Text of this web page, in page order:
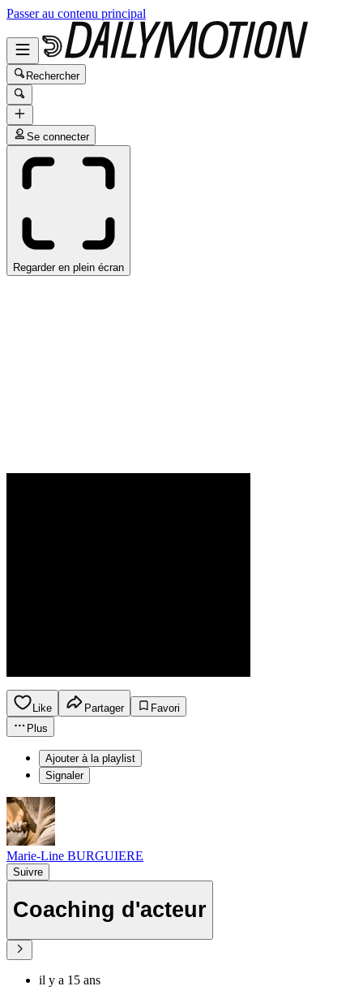
Passer au contenu principal
Rechercher
Se connecter
Regarder en plein écran
Like Partager
Favori
Plus
Ajouter à la playlist
Signaler
Marie-Line BURGUIERE
Suivre
Coaching d'acteur
il y a 15 ans